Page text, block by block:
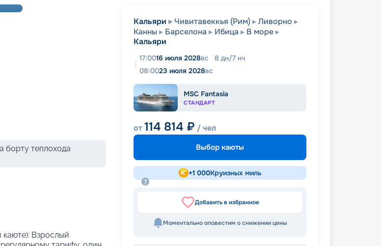
борту теплохода
каюте): Взрослый
Кальяри Чивитавеккья (Рим)
Ливорно
Канны
Барселона Ибица
В море
Кальяри
17:0016 июля 2028вс 8 дн/7 нч
08:0023 июля 2028вс
MSC Fantasia
СТАНДАРТ
от114 814 ₽ / чел
Выбор каюты
+1 000Круизных миль
Добавить в избранное
Моментально оповестим о снижении цены